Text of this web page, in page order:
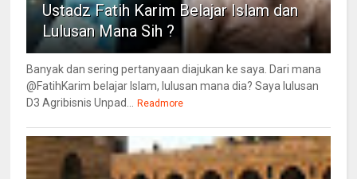
Ustadz Fatih Karim Belajar Islam dan
Lulusan Mana Sih ?
Banyak dan sering pertanyaan diajukan ke saya. Dari mana
@FatihKarim belajar Islam, lulusan mana dia? Saya lulusan
D3 Agribisnis Unpad... Readmore